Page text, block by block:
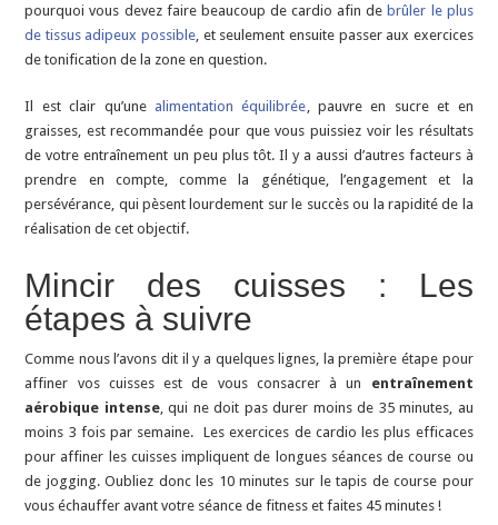
pourquoi vous devez faire beaucoup de cardio afin de brûler le plus
de tissus adipeux possible , et seulement ensuite passer aux exercices
de tonification de la zone en question.
Il est clair qu’une alimentation équilibrée , pauvre en sucre et en
graisses, est recommandée pour que vous puissiez voir les résultats
de votre entraînement un peu plus tôt. Il y a aussi d’autres facteurs à
prendre en compte, comme la génétique, l’engagement et la
persévérance, qui pèsent lourdement sur le succès ou la rapidité de la
réalisation de cet objectif.
Mincir des cuisses : Les
étapes à suivre
Comme nous l’avons dit il y a quelques lignes, la première étape pour
affiner vos cuisses est de vous consacrer à un entraînement
aérobique intense, qui ne doit pas durer moins de 35 minutes, au
moins 3 fois par semaine. Les exercices de cardio les plus efficaces
pour affiner les cuisses impliquent de longues séances de course ou
de jogging. Oubliez donc les 10 minutes sur le tapis de course pour
vous échauffer avant votre séance de fitness et faites 45 minutes !